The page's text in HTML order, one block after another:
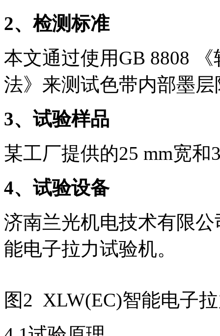
2、检测标准
本文通过使用GB 8808
法》来测试色带内部墨
3、试验样品
某工厂提供的25 mm宽和
4、试验设备
济南兰光机电技术有限
能电子拉力试验机。
图2 XLW(EC)智能电子